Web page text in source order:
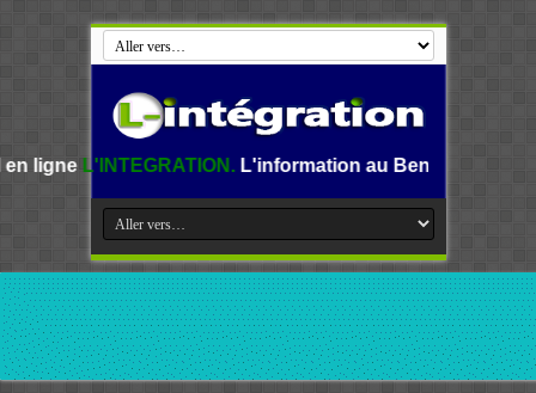
L'information au Benin, en Afrique et dans le